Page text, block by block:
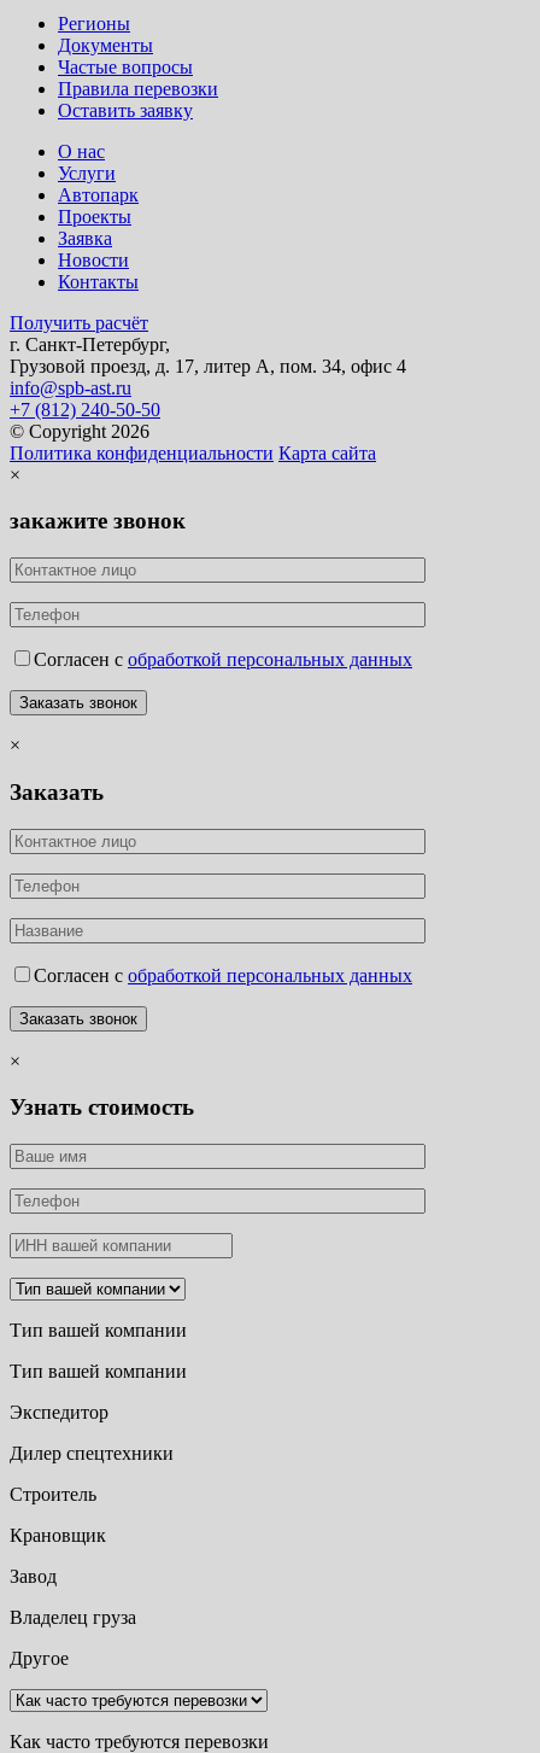
Регионы
Документы
Частые вопросы
Правила перевозки
Оставить заявку
О нас
Услуги
Автопарк
Проекты
Заявка
Новости
Контакты
Получить расчёт
г. Санкт-Петербург,
Грузовой проезд, д. 17, литер А, пом. 34, офис 4
info@spb-ast.ru
+7 (812) 240-50-50
© Copyright 2026
Политика конфиденциальности Карта сайта
×
закажите звонок
Согласен с обработкой персональных данных
×
Заказать
Согласен с обработкой персональных данных
×
Узнать стоимость
Тип вашей компании
Тип вашей компании
Экспедитор
Дилер спецтехники
Строитель
Крановщик
Завод
Владелец груза
Другое
Как часто требуются перевозки